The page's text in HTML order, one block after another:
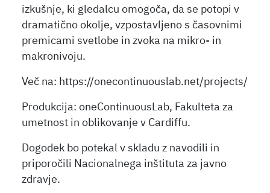
izkušnje, ki gledalcu omogoča, da se potopi v
dramatično okolje, vzpostavljeno s časovnimi
premicami svetlobe in zvoka na mikro- in
makronivoju.
Več na: https://onecontinuouslab.net/projects/
Produkcija: oneContinuousLab, Fakulteta za
umetnost in oblikovanje v Cardiffu.
Dogodek bo potekal v skladu z navodili in
priporočili Nacionalnega inštituta za javno
zdravje.